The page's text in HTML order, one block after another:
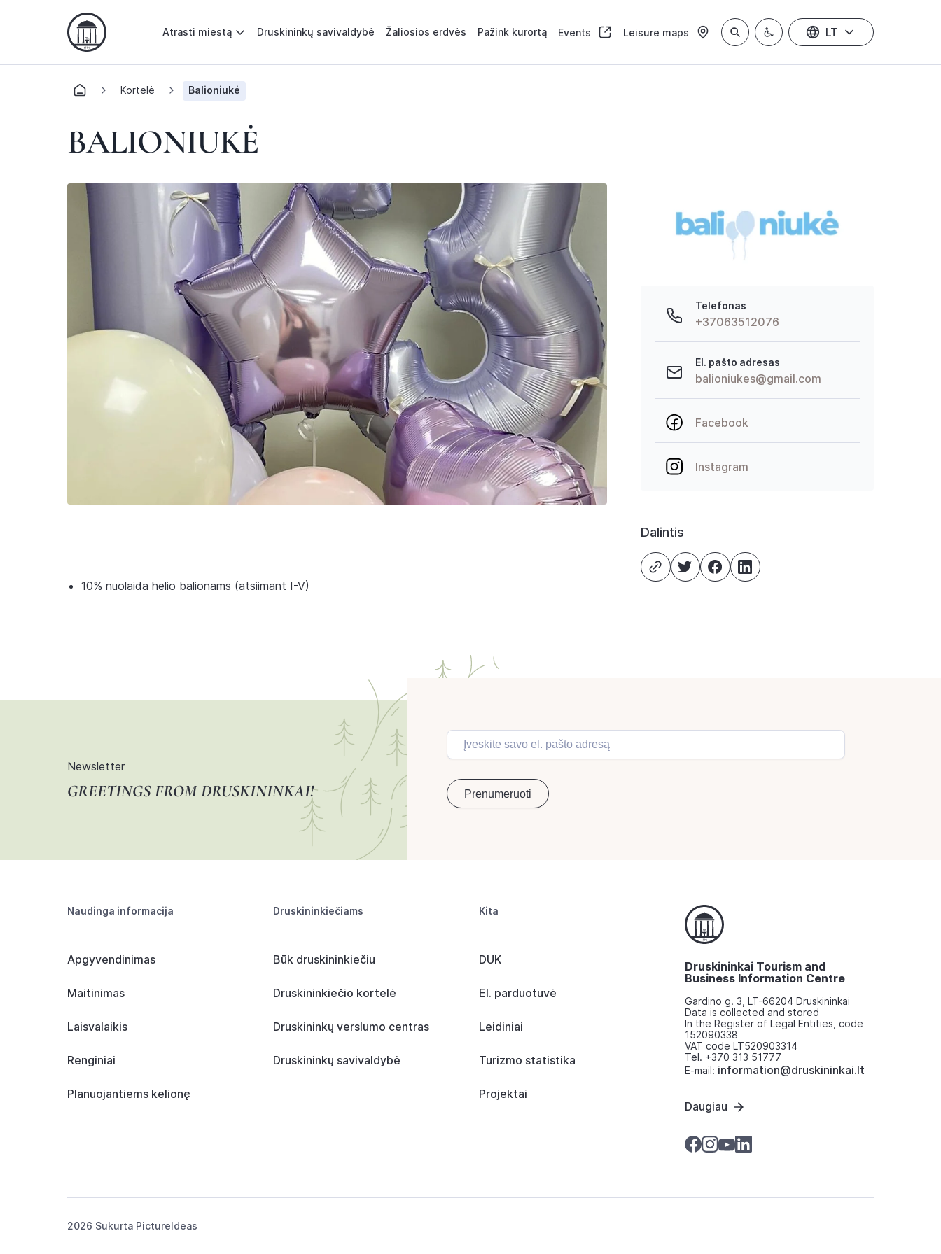
Atrasti miestą Druskininkų savivaldybė Žaliosios erdvės Pažink kurortą Events Leisure maps LT
Kortelė Balioniukė
BALIONIUKĖ
10% nuolaida helio balionams (atsiimant I-V)
Telefonas
+37063512076
El. pašto adresas
balioniukes@gmail.com
Facebook
Instagram
Dalintis
Newsletter
GREETINGS FROM DRUSKININKAI!
Naudinga informacija
Apgyvendinimas
Maitinimas
Laisvalaikis
Renginiai
Planuojantiems kelionę
Druskininkiečiams
Būk druskininkiečiu
Druskininkiečio kortelė
Druskininkų verslumo centras
Druskininkų savivaldybė
Kita
DUK
El. parduotuvė
Leidiniai
Turizmo statistika
Projektai
Druskininkai Tourism and
Business Information Centre
Gardino g. 3, LT-66204 Druskininkai
Data is collected and stored
In the Register of Legal Entities, code
152090338
VAT code LT520903314
Tel. +370 313 51777
E-mail: information@druskininkai.lt
Daugiau
2026 Sukurta PictureIdeas